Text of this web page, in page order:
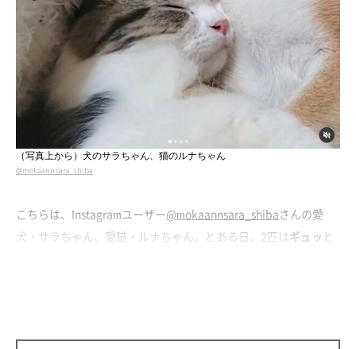
（写真上から）犬のサラちゃん、猫のルナちゃん
@mokaannsara_shiba
こちらは、Instagramユーザー@mokaannsara_shibaさんの愛
犬・サラちゃん、愛猫・ルナちゃん。とある日、2匹はギュッ と